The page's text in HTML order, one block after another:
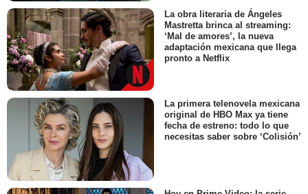
La obra literaria de Ángeles
Mastretta brinca al streaming:
‘Mal de amores’, la nueva
adaptación mexicana que llega
pronto a Netflix
La primera telenovela mexicana
original de HBO Max ya tiene
fecha de estreno: todo lo que
necesitas saber sobre ‘Colisión’